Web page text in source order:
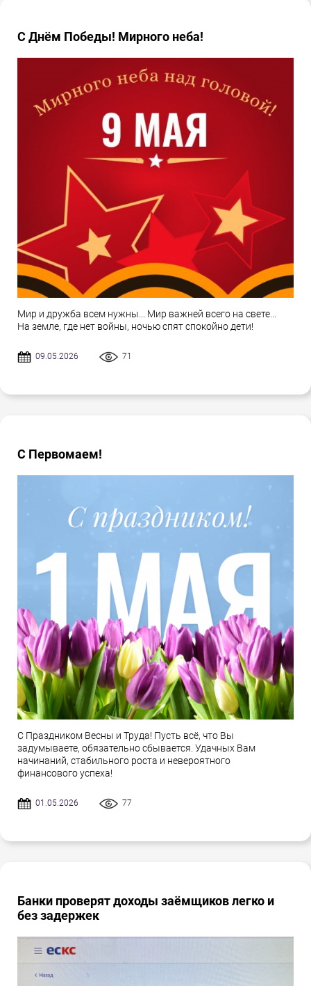
С Днём Победы! Мирного неба!
Мир и дружба всем нужны... Мир важней всего на свете...
На земле, где нет войны, ночью спят спокойно дети!
09.05.2026 71
С Первомаем!
С Праздником Весны и Труда! Пусть всё, что Вы
задумываете, обязательно сбывается. Удачных Вам
начинаний, стабильного роста и невероятного
финансового успеха!
01.05.2026 77
Банки проверят доходы заёмщиков легко и
без задержек